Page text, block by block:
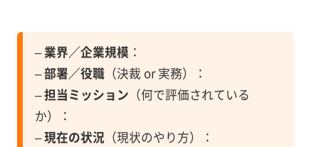
–業界／企業規模 ：
–部署／役職（決裁 or 実務）：
–担当ミッション （何で評価されている
か）：
–現在の状況（現状のやり方）：